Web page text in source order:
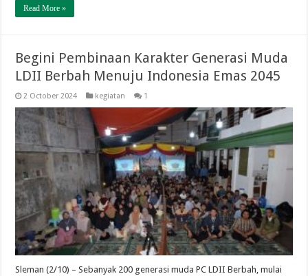
Read More »
Begini Pembinaan Karakter Generasi Muda
LDII Berbah Menuju Indonesia Emas 2045
2 October 2024 kegiatan 1
Sleman (2/10) – Sebanyak 200 generasi muda PC LDII Berbah, mulai